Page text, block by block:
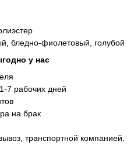
бледно-фиолетовый, голубой
у нас
7 рабочих дней
на брак
транспортной компанией.